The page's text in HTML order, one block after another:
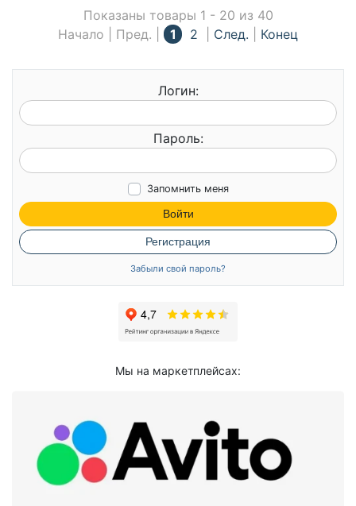
Показаны товары 1 - 20 из 40
Начало | Пред. | 1 2 След. Конец
Логин:
Пароль:
Запомнить меня
Войти
Регистрация
Забыли свой пароль?
Мы на маркетплейсах: